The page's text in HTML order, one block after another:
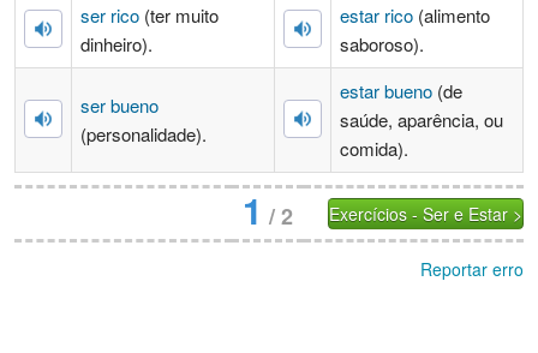
ser rico (ter muito
dinheiro).
estar rico (alimento
saboroso).
ser bueno
(personalidade).
estar bueno (de
saúde, aparência, ou
comida).
1 /2 Exercícios - Ser e Estar >
Reportar erro